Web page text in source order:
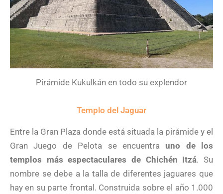
Pirámide Kukulkán en todo su explendor
Templo del Jaguar
Entre la Gran Plaza donde está situada la pirámide y el
Gran Juego de Pelota se encuentra uno de los
templos más espectaculares de Chichén Itzá. Su
nombre se debe a la talla de diferentes jaguares que
hay en su parte frontal. Construida sobre el año 1.000